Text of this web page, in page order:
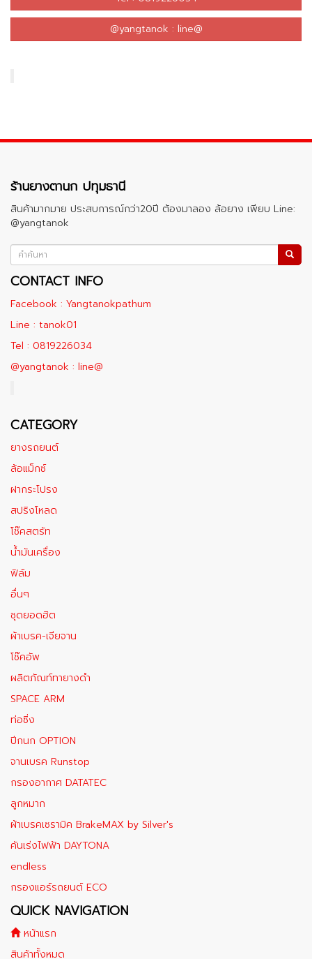
@yangtanok : line@
ร้านยางตานก ปทุมธานี
สินค้ามากมาย ประสบการณ์กว่า20ปี ต้องมาลอง ล้อยาง เพียบ Line:
@yangtanok
CONTACT INFO
Facebook : Yangtanokpathum
Line : tanok01
Tel : 0819226034
@yangtanok : line@
CATEGORY
ยางรถยนต์
ล้อแม็กซ์
ฝากระโปรง
สปริงโหลด
โช๊คสตรัท
น้ำมันเครื่อง
ฟิล์ม
อื่นๆ
ชุดยอดฮิต
ผ้าเบรค-เจียจาน
โช๊คอัพ
ผลิตภัณท์ทายางดำ
SPACE ARM
ท่อซิ่ง
ปีกนก OPTION
จานเบรค Runstop
กรองอากาศ DATATEC
ลูกหมาก
ผ้าเบรคเซรามิค BrakeMAX​ by Silver's
คันเร่งไฟฟ้า DAYTONA
endless
กรองแอร์รถยนต์ ECO
QUICK NAVIGATION
หน้าแรก
สินค้าทั้งหมด